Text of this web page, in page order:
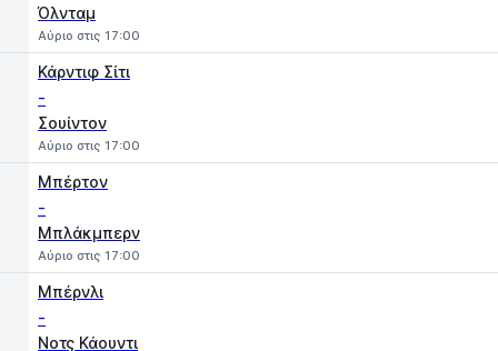
Όλνταμ
Αύριο στις 17:00
Κάρντιφ Σίτι
-
Σουίντον
Αύριο στις 17:00
Μπέρτον
-
Μπλάκμπερν
Αύριο στις 17:00
Μπέρνλι
-
Νοτς Κάουντι